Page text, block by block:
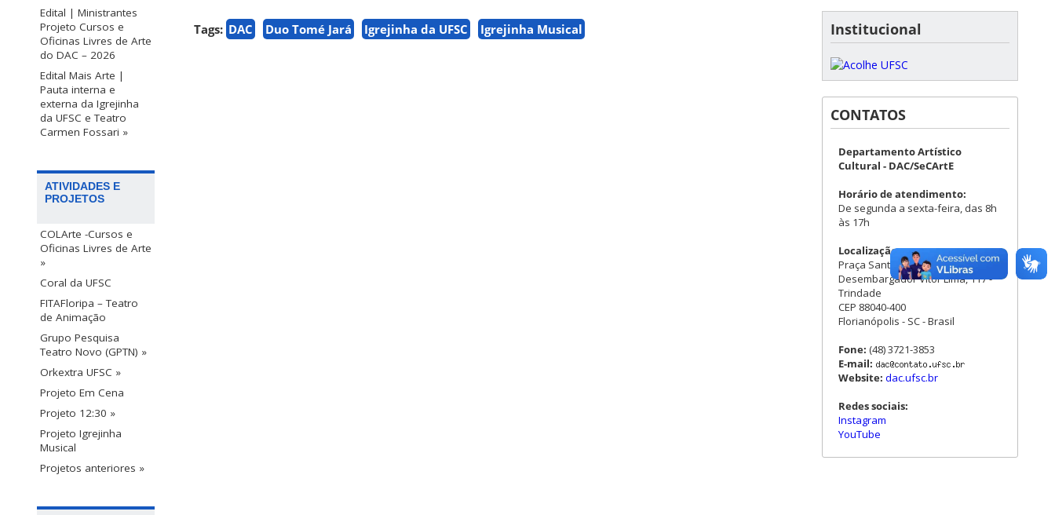
Edital | Ministrantes
Projeto Cursos e
Oficinas Livres de Arte
do DAC – 2026
Edital Mais Arte |
Pauta interna e
externa da Igrejinha
da UFSC e Teatro
Carmen Fossari »
ATIVIDADES E
PROJETOS
COLArte -Cursos e
Oficinas Livres de Arte
»
Coral da UFSC
FITAFloripa – Teatro
de Animação
Grupo Pesquisa
Teatro Novo (GPTN) »
Orkextra UFSC »
Projeto Em Cena
Projeto 12:30 »
Projeto Igrejinha
Musical
Projetos anteriores »
Tags: DAC Duo Tomé Jará Igrejinha da UFSC Igrejinha Musical Institucional
CONTATOS
Departamento Artístico
Cultural - DAC/SeCArtE
Horário de atendimento:
De segunda a sexta-feira, das 8h
às 17h
Localização:
Praça Santos Dumont - Rua
Desembargador Vitor Lima, 117 -
Trindade
CEP 88040-400
Florianópolis - SC - Brasil
Fone: (48) 3721-3853
E-mail:
Website: dac.ufsc.br
Redes sociais:
Instagram
YouTube